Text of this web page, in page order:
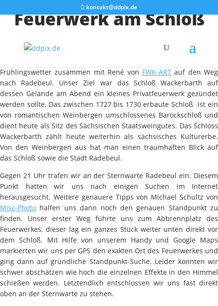
kontakt@ddpix.de
Feuerwerk am Schloß
Frühlingswetter zusammen mit René von FWK-ARTauf den Weg
nach Radebeul. Unser Ziel war das Schloß Wackerbarth auf
dessen Gelände am Abend ein kleines Privatfeuerwerk gezündet
werden sollte. Das zwischen 1727 bis 1730 erbaute Schloß ist ein
von romantischen Weinbergen umschlossenes Barockschloß und
dient heute als Sitz des Sächsischen Staatsweingutes. Das Schloss
Wackerbarth zählt heute weiterhin als sächsisches Kulturerbe.
Von den Weinbergen aus hat man einen traumhaften Blick auf
das Schloß sowie die Stadt Radebeul.
Gegen 21 Uhr trafen wir an der Sternwarte Radebeul ein. Diesem
Punkt hatten wir uns nach einigen Suchen im Internet
herausgesucht. Weitere genauere Tipps von Michael Schultz von
Misc-Photo halfen uns dann noch den genauen Standpunkt zu
finden. Unser erster Weg führte uns zum Abbrennplatz des
Feuerwerkes, dieser lag ein ganzes Stück weiter unten direkt vor
dem Schloß. Mit Hilfe von unserem Handy und Google Maps
markierten wir uns per GPS den exakten Ort des Feuerwerkes und
ging dann auf gründliche Standpunkt-Suche. Leider konnten wir
schwer abschätzen wie hoch die einzelnen Effekte in den Himmel
schießen werden. Letztendlich entschlossen wir uns fast direkt
oben an der Sternwarte zu stehen.